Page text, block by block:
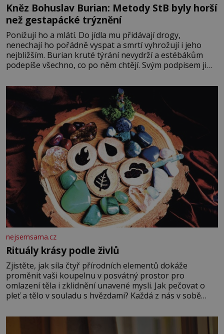
Kněz Bohuslav Burian: Metody StB byly horší
než gestapácké trýznění
Ponižují ho a mlátí. Do jídla mu přidávají drogy,
nenechají ho pořádně vyspat a smrtí vyhrožují i jeho
nejbližším. Burian kruté týrání nevydrží a estébákům
podepíše všechno, co po něm chtějí. Svým podpisem jim
fyzický ani psychický nátlak. Syn brněnského řezníka
chce být knězem a
nejsemsama.cz
Rituály krásy podle živlů
Zjistěte, jak síla čtyř přírodních elementů dokáže
proměnit vaši koupelnu v posvátný prostor pro
omlazení těla i zklidnění unavené mysli. Jak pečovat o
pleť a tělo v souladu s hvězdami? Každá z nás v sobě
povaze, ale i v potřebách naší pokožky. Ohnivá znamení
Ženy narozené ve znamení Berana, Lva a Střelce v sobě